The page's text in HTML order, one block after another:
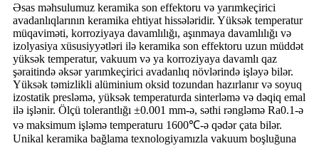
Əsas məhsulumuz keramika son effektoru və yarımkeçirici
avadanlıqlarının keramika ehtiyat hissələridir. Yüksək temperatur
müqaviməti, korroziyaya davamlılığı, aşınmaya davamlılığı və
izolyasiya xüsusiyyətləri ilə keramika son effektoru uzun müddət
yüksək temperatur, vakuum və ya korroziyaya davamlı qaz
şəraitində əksər yarımkeçirici avadanlıq növlərində işləyə bilər.
Yüksək təmizlikli alüminium oksid tozundan hazırlanır və soyuq
izostatik presləmə, yüksək temperaturda sinterləmə və dəqiq emal
ilə işlənir. Ölçü tolerantlığı ±0.001 mm-ə, səthi rəngləmə Ra0.1-ə
və maksimum işləmə temperaturu 1600℃-ə qədər çata bilər.
Unikal keramika bağlama texnologiyamızla vakuum boşluğuna